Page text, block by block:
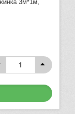
3м*1м,